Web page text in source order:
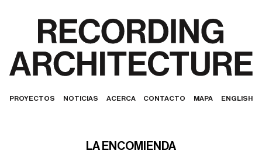
PROYECTOS NOTICIAS ACERCA CONTACTO MAPA ENGLISH
LA ENCOMIENDA